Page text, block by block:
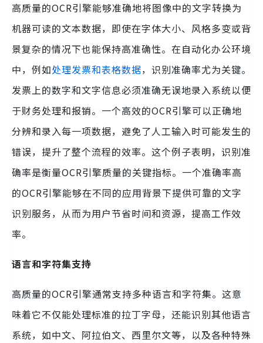
高质量的OCR引擎能够准确地将图像中的文字转换为
机器可读的文本数据，即使在字体大小、风格多变或背
景复杂的情况下也能保持高准确性。在自动化办公环境
中，例如处理发票和表格数据，识别准确率尤为关键。
发票上的数字和文字信息必须准确无误地录入系统以便
于财务处理和报销。一个高效的OCR引擎可以正确地
分辨和录入每一项数据，避免了人工输入时可能发生的
错误，提升了整个流程的效率。这个例子表明，识别准
确率是衡量OCR引擎质量的关键指标。一个准确率高
的OCR引擎能够在不同的应用背景下提供可靠的文字
识别服务，从而为用户节省时间和资源，提高工作效
率。
语言和字符集支持
高质量的OCR引擎通常支持多种语言和字符集。这意
味着它不仅能处理标准的拉丁字母，还能识别其他语言
系统，如中文、阿拉伯文、西里尔文等，以及各种特殊